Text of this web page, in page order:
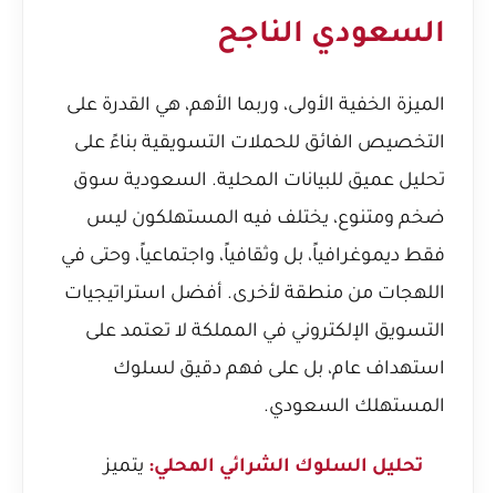
السعودي الناجح
الميزة الخفية الأولى، وربما الأهم، هي القدرة على
التخصيص الفائق للحملات التسويقية بناءً على
تحليل عميق للبيانات المحلية. السعودية سوق
ضخم ومتنوع، يختلف فيه المستهلكون ليس
فقط ديموغرافياً، بل وثقافياً، واجتماعياً، وحتى في
اللهجات من منطقة لأخرى. أفضل استراتيجيات
التسويق الإلكتروني في المملكة لا تعتمد على
استهداف عام، بل على فهم دقيق لسلوك
المستهلك السعودي.
تحليل السلوك الشرائي المحلي: يتميز